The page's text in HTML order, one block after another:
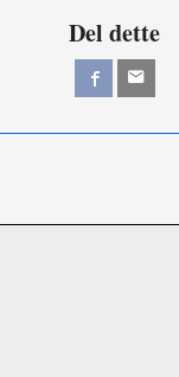
Del dette